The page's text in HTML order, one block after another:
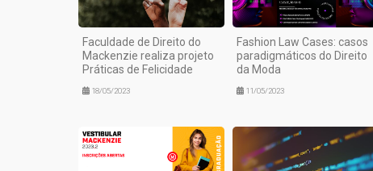
Faculdade de Direito do
Mackenzie realiza projeto
Práticas de Felicidade
18/05/2023
Fashion Law Cases: casos
paradigmáticos do Direito
da Moda
11/05/2023